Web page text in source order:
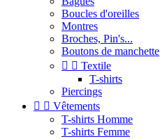
Boucles d'oreilles
Montres
Broches, Pin's...
Boutons de manchette
  Textile
T-shirts
Piercings
  Vêtements
T-shirts Homme
T-shirts Femme